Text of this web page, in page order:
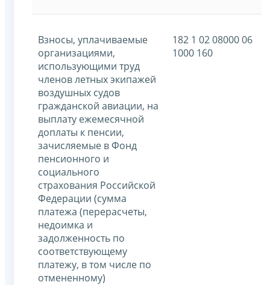
Взносы, уплачиваемые
организациями,
использующими труд
членов летных экипажей
воздушных судов
гражданской авиации, на
выплату ежемесячной
доплаты к пенсии,
зачисляемые в Фонд
пенсионного и
социального
страхования Российской
Федерации (сумма
платежа (перерасчеты,
недоимка и
задолженность по
соответствующему
платежу, в том числе по
отмененному)
182 1 02 08000 06
1000 160